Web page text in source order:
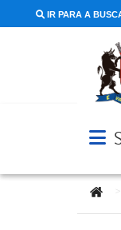
IR PARA A
Você